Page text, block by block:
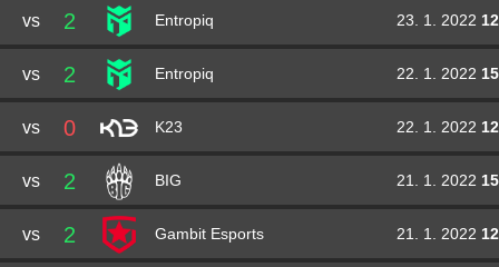
vs 2 Entropiq 23. 1. 2022
vs 2 Entropiq 22. 1. 2022
vs 0 K23 22. 1. 2022
vs 2 BIG 21. 1. 2022
vs 2 Gambit Esports 21. 1. 2022